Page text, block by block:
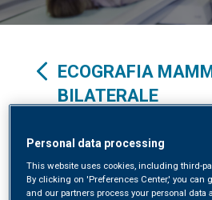
ECOGRAFIA
BILATERALE
Specialità clinica in:RADIOLOGIA
Personal data processing
This website uses cookies, including third-
By clicking on 'Preferences Center,' you can
and our partners process your personal data